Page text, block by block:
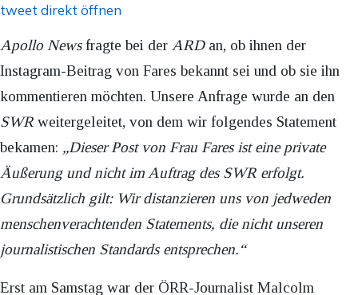
tweet direkt öffnen
Apollo Newsfragte bei der ARDan, ob ihnen der
Instagram-Beitrag von Fares bekannt sei und ob sie ihn
kommentieren möchten. Unsere Anfrage wurde an den
SWR weitergeleitet, von dem wir folgendes Statement
bekamen: „Dieser Post von Frau Fares ist eine private
Äußerung und nicht im Auftrag des SWR erfolgt.
Grundsätzlich gilt: Wir distanzieren uns von jedweden
menschenverachtenden Statements, die nicht unseren
journalistischen Standards entsprechen.“
Erst am Samstag war der ÖRR-Journalist Malcolm